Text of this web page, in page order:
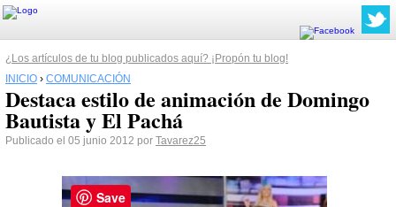
¿Los artículos de tu blog publicados aquí? ¡Propón tu blog!
INICIO › COMUNICACIÓN
Destaca estilo de animación de Domingo
Bautista y El Pachá
Publicado el 05 junio 2012 por Tavarez25
Save